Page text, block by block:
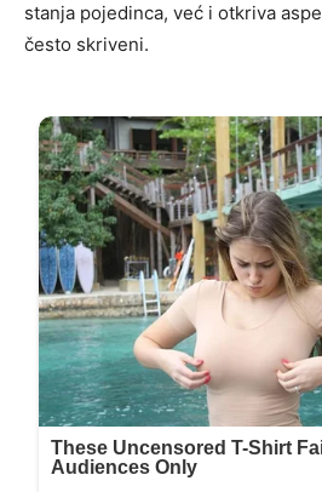
stanja pojedinca, već i otkriva
često skriveni.